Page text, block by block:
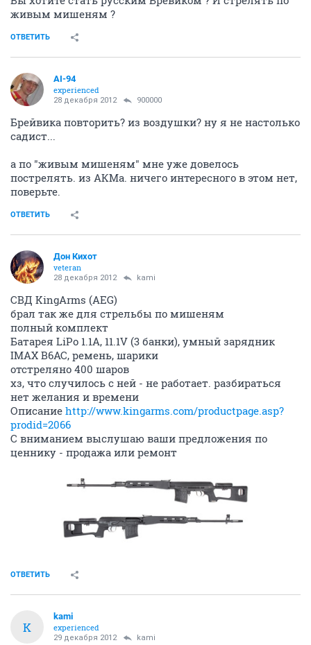
живым мишеням ?
ОТВЕТИТЬ
AI-94
experienced
28 декабря 2012 900000
Брейвика повторить? из воздушки? ну я не настолько
садист...
а по "живым мишеням" мне уже довелось
пострелять. из АКМа. ничего интересного в этом нет,
поверьте.
ОТВЕТИТЬ
Дон Кихот
veteran
28 декабря 2012 kami
СВД KingArms (AEG)
брал так же для стрельбы по мишеням
полный комплект
Батарея LiPo 1.1A, 11.1V (3 банки), умный зарядник
IMAX B6AC, ремень, шарики
отстреляно 400 шаров
хз, что случилось с ней - не работает. разбираться
нет желания и времени
Описание http://www.kingarms.com/productpage.asp?
prodid=2066
С вниманием выслушаю ваши предложения по
ценнику - продажа или ремонт
ОТВЕТИТЬ
K
kami
experienced
29 декабря 2012 kami